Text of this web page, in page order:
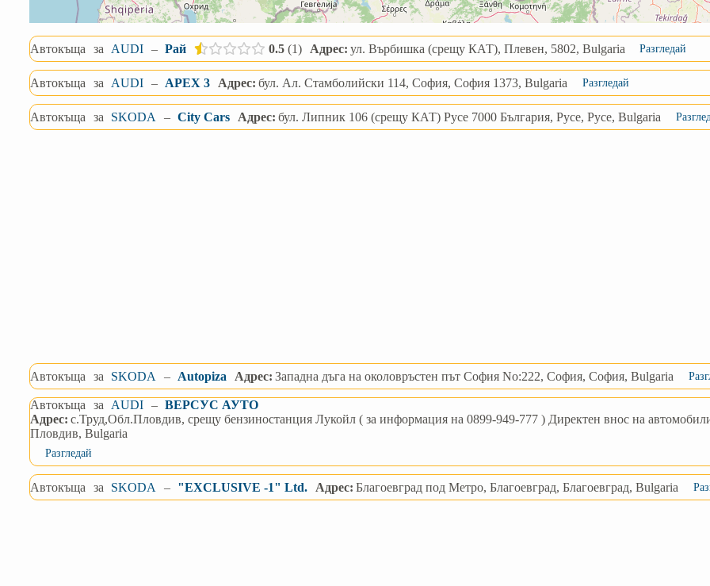
Автокъща за AUDI – Рай 0.5 1 Адрес: ул. Върбишка (срещу КАТ), Плевен, 5802, Bulgaria Разгледай
Автокъща за AUDI – APEX 3 Адрес: бул. Ал. Стамболийски 114, София, София 1373, Bulgaria Разгледай
Автокъща за SKODA – City Cars Адрес: бул. Липник 106 (срещу КАТ) Русе 7000 България, Русе, Русе, Bulgaria
Автокъща за SKODA – Autopiza Адрес: Западна дъга на околовръстен път София No:222, София, София, Bulgaria
Автокъща за AUDI – ВЕРСУС АУТО
Адрес: с.Труд,Обл.Пловдив, срещу бензиностанция Лукойл ( за информация на 0899-949-777 ) Директен внос на
Пловдив, Bulgaria
Разгледай
Автокъща за SKODA – "EXCLUSIVE -1" Ltd. Адрес: Благоевград под Метро, Благоевград, Благоевград, Bulgaria